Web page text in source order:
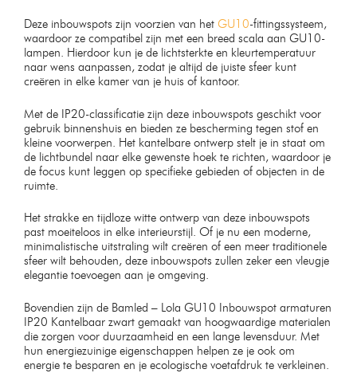
Deze inbouwspots zijn voorzien van het GU10-fittingssysteem,
waardoor ze compatibel zijn met een breed scala aan GU10-
lampen. Hierdoor kun je de lichtsterkte en kleurtemperatuur
naar wens aanpassen, zodat je altijd de juiste sfeer kunt
creëren in elke kamer van je huis of kantoor.
Met de IP20-classificatie zijn deze inbouwspots geschikt voor
gebruik binnenshuis en bieden ze bescherming tegen stof en
kleine voorwerpen. Het kantelbare ontwerp stelt je in staat om
de lichtbundel naar elke gewenste hoek te richten, waardoor je
de focus kunt leggen op specifieke gebieden of objecten in de
ruimte.
Het strakke en tijdloze witte ontwerp van deze inbouwspots
past moeiteloos in elke interieurstijl. Of je nu een moderne,
minimalistische uitstraling wilt creëren of een meer traditionele
sfeer wilt behouden, deze inbouwspots zullen zeker een vleugje
elegantie toevoegen aan je omgeving.
Bovendien zijn de Bamled – Lola GU10 Inbouwspot armaturen
IP20 Kantelbaar zwart gemaakt van hoogwaardige materialen
die zorgen voor duurzaamheid en een lange levensduur. Met
hun energiezuinige eigenschappen helpen ze je ook om
energie te besparen en je ecologische voetafdruk te verkleinen.